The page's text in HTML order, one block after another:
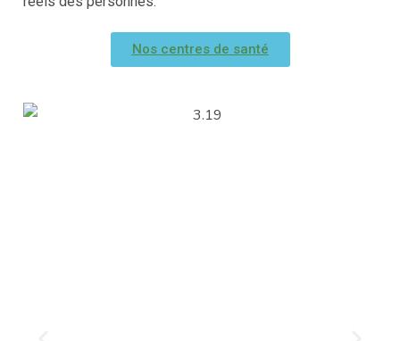
Nos centres de santé